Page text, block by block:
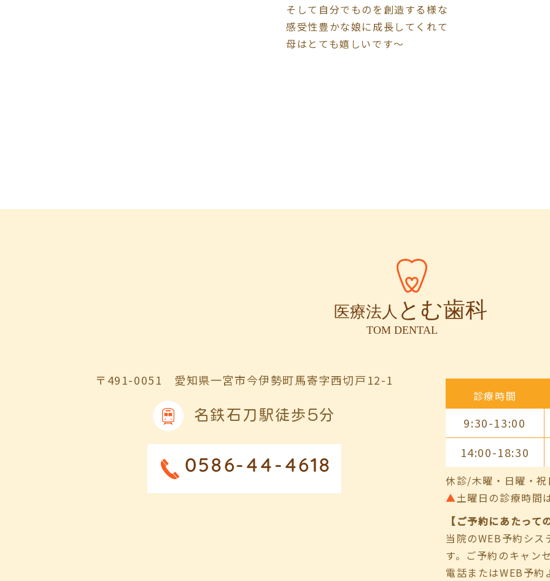
そして自分でものを創造する様な
感受性豊かな娘に成長してくれて
母はとても嬉しいです～
〒491-0051 愛知県一宮市今伊勢町馬寄字西切戸12-1
名鉄石刀駅徒歩5分
0586-44-4618
診療時間
9:30-13:00
14:00-18:30
休診/木曜・日曜・祝
▲土曜日の診療時
【ご予約にあたって
当院のWEB予約シ
す。ご予約のキャン
電話またはWEB予